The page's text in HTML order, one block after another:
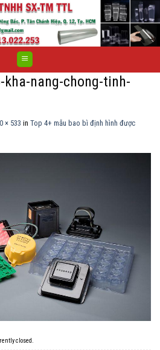
kha-nang-chong-tinh-
× 533 in Top 4+ mẫu bao bì định hình được
closed.